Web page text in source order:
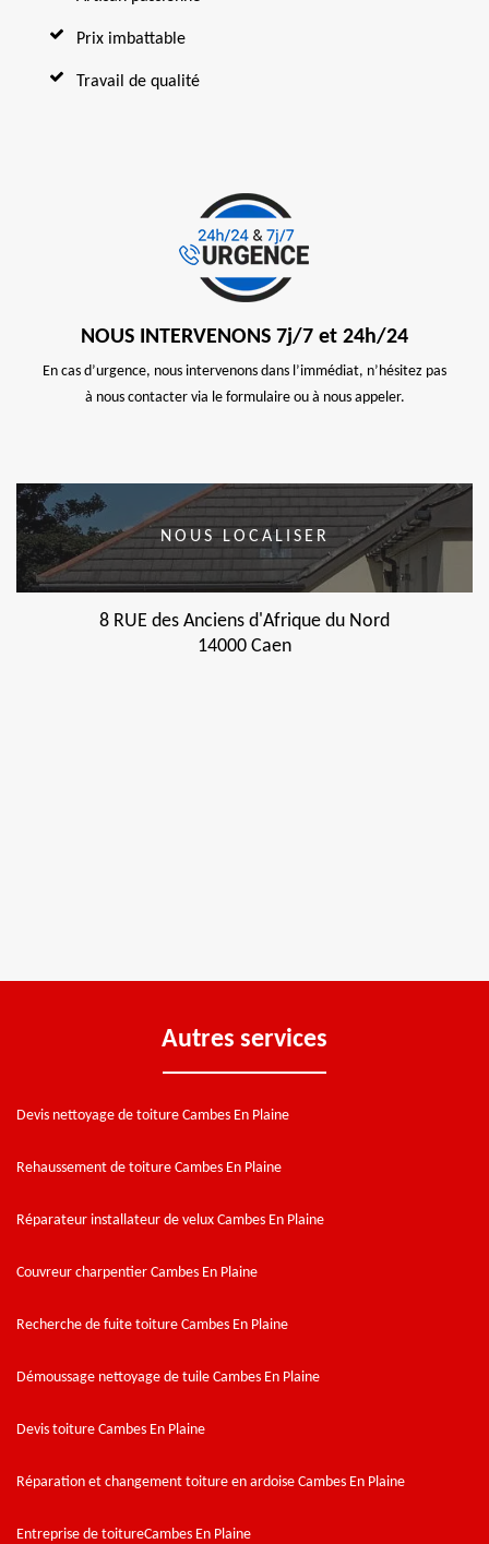
Prix imbattable
Travail de qualité
NOUS INTERVENONS 7j/7 et 24h/24
En cas d’urgence, nous intervenons dans l’immédiat, n’hésitez pas
à nous contacter via le formulaire ou à nous appeler.
NOUS LOCALISER
8 RUE des Anciens d'Afrique du Nord
14000 Caen
Autres services
Devis nettoyage de toiture Cambes En Plaine
Rehaussement de toiture Cambes En Plaine
Réparateur installateur de velux Cambes En Plaine
Couvreur charpentier Cambes En Plaine
Recherche de fuite toiture Cambes En Plaine
Démoussage nettoyage de tuile Cambes En Plaine
Devis toiture Cambes En Plaine
Réparation et changement toiture en ardoise Cambes En Plaine
Entreprise de toitureCambes En Plaine